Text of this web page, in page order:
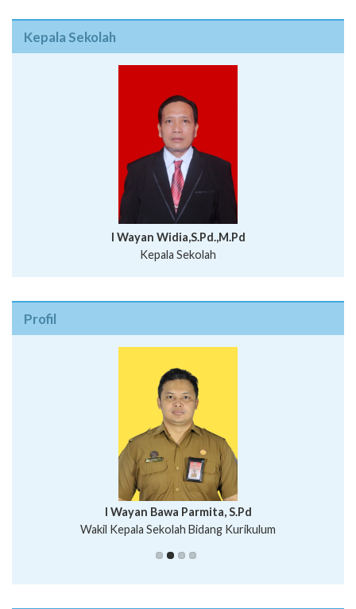
Kepala Sekolah
I Wayan Widia,S.Pd.,M.Pd
Kepala Sekolah
Profil
Putu Suhartana, S.Pd.
I Wayan Bawa Parmita, S.Pd
Wakil Kepala Sekolah Bidang Kurikulum
I Wayan Gede Aditya Pratita, S.Pd., M.Sn
Ni Wayan Nopi Sutantri, S.Pd.